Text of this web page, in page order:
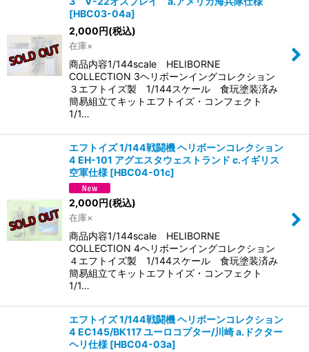
[HBC03-04a]
2,000円(税込)
在庫×
商品内容1/144scale HELIBORNE
COLLECTION 3ヘリボーンイングコレクション
３エフトイズ製 1/144スケール 食玩塗装済み
簡易組立てキットエフトイズ・コンフェクト
1/1…
エフトイズ 1/144戦闘機 ヘリボーンコレクション
4 EH-101 アグエスタウェストランド c.イギリス
空軍仕様 [HBC04-01c]
2,000円(税込)
在庫×
商品内容1/144scale HELIBORNE
COLLECTION 4ヘリボーンイングコレクション
４エフトイズ製 1/144スケール 食玩塗装済み
簡易組立てキットエフトイズ・コンフェクト
1/1…
エフトイズ 1/144戦闘機 ヘリボーンコレクション
4 EC145/BK117 ユーロコプター/川崎 a.ドクター
ヘリ仕様 [HBC04-03a]